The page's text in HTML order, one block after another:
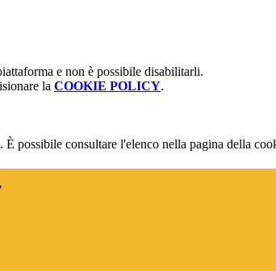
e non è possibile disabilitarli.
la COOKIE POLICY.
possibile consultare l'elenco nella pagina della